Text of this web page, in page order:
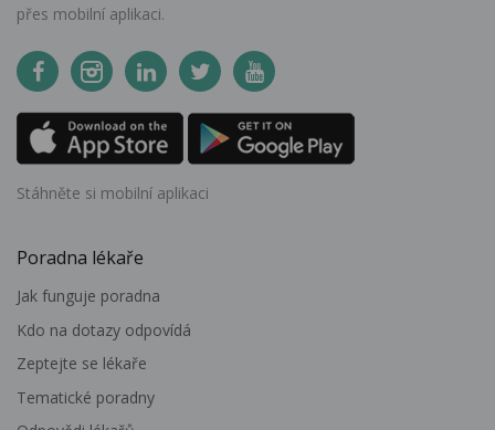
přes mobilní aplikaci.
Stáhněte si mobilní aplikaci
Poradna lékaře
Jak funguje poradna
Kdo na dotazy odpovídá
Zeptejte se lékaře
Tematické poradny